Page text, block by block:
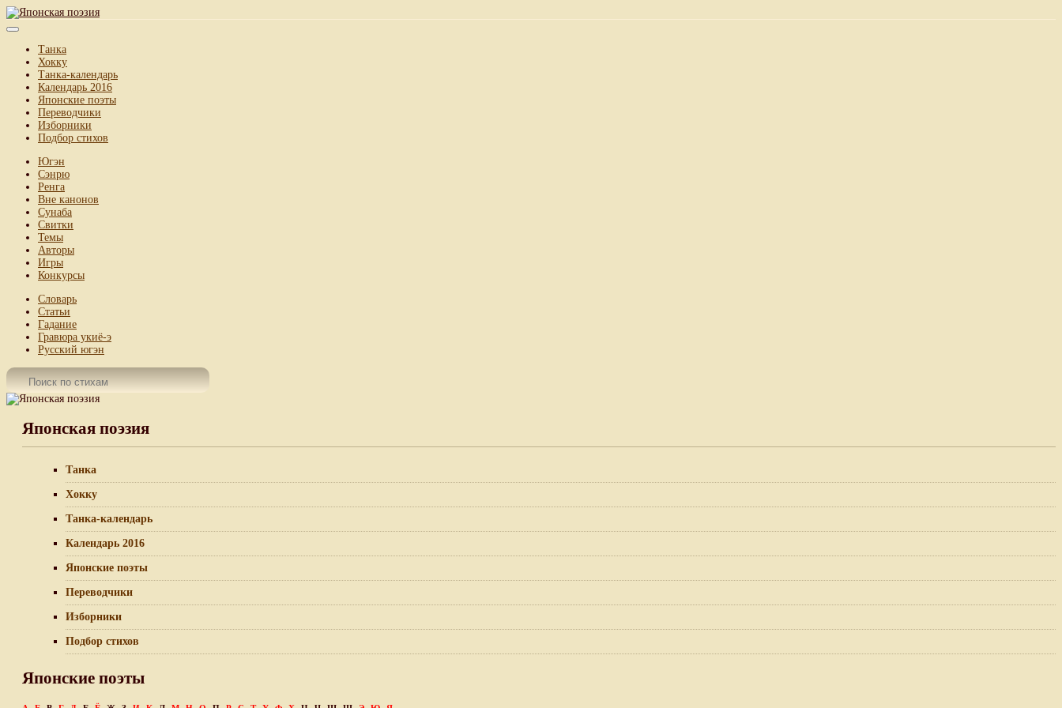
Танка
Хокку
Танка-календарь
Календарь 2016
Японские поэты
Переводчики
Изборники
Подбор стихов
Югэн
Сэнрю
Ренга
Вне канонов
Сунаба
Свитки
Темы
Авторы
Игры
Конкурсы
Словарь
Статьи
Гадание
Гравюра укиё-э
Русский югэн
Японская поэзия
Танка
Хокку
Танка-календарь
Календарь 2016
Японские поэты
Переводчики
Изборники
Подбор стихов
Японские поэты